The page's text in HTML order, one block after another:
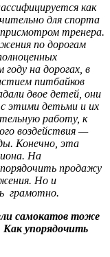
как
для спорта
тренера.
по дорогам
году на дорогах, в
питбайков
двое детей, они
этими детьми и их
работу, к
воздействия —
Конечно, эта
На
продажу
Но и
грамотно.
самокатов тоже
упорядочить